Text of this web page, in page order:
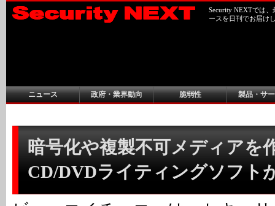
Security NEXTでは
ースを日刊でお届け
ニュース 政府・業界動向 脆弱性 製品・サ
暗号化や複製不可メディアを
CD/DVDライティングソフト